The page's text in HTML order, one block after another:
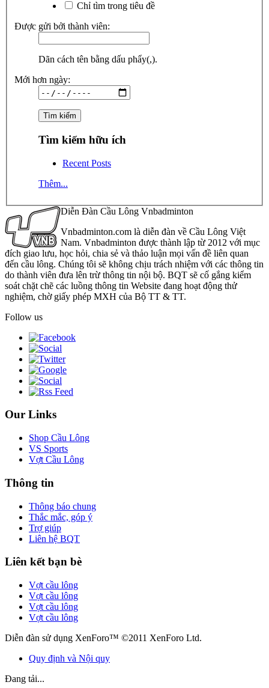
Chỉ tìm trong tiêu đề
Được gửi bởi thành viên:
Dãn cách tên bằng dấu phẩy(,).
Mới hơn ngày:
Tìm kiếm hữu ích
Recent Posts
Thêm...
Diễn Đàn Cầu Lông Vnbadminton
Vnbadminton.com là diễn đàn về Cầu Lông Việt
Nam. Vnbadminton được thành lập từ 2012 với mục
đích giao lưu, học hỏi, chia sẻ và thảo luận mọi vấn đề liên quan
đến cầu lông. Chúng tôi sẽ không chịu trách nhiệm với các thông tin
do thành viên đưa lên trừ thông tin nội bộ. BQT sẽ cố gắng kiểm
soát chặt chẽ các luồng thông tin Website đang hoạt động thử
nghiệm, chờ giấy phép MXH của Bộ TT & TT.
Follow us
Our Links
Shop Cầu Lông
VS Sports
Vợt Cầu Lông
Thông tin
Thông báo chung
Thắc mắc, góp ý
Trợ giúp
Liên hệ BQT
Liên kết bạn bè
Vợt cầu lông
Vợt cầu lông
Vợt cầu lông
Vợt cầu lông
Diễn đàn sử dụng XenForo™ ©2011 XenForo Ltd.
Quy định và Nội quy
Đang tải...